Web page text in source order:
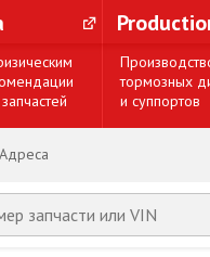
тормозных
и суппортов
Адреса